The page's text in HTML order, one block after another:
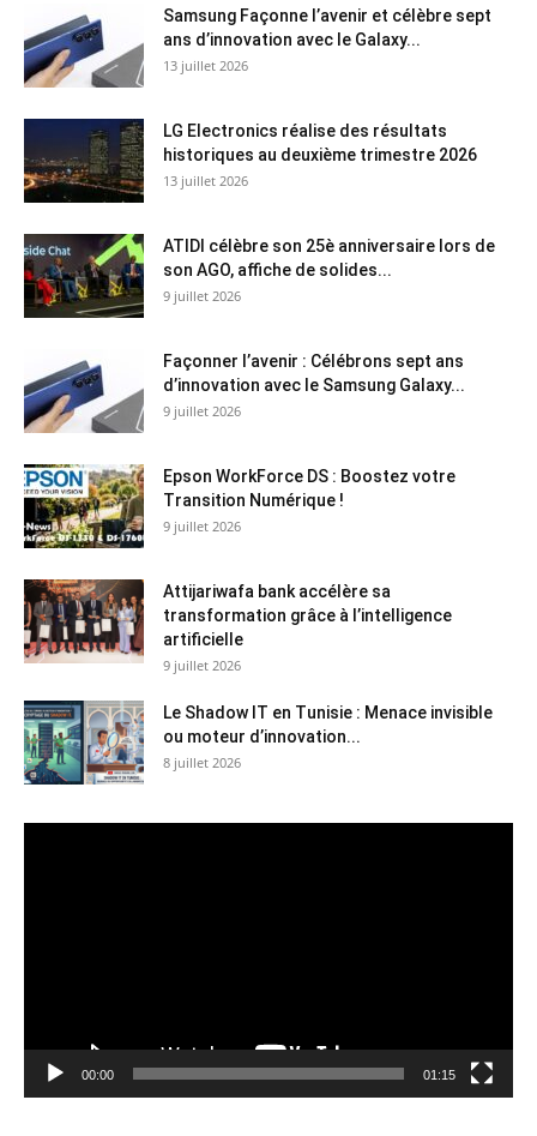
Samsung Façonne l’avenir et célèbre sept
ans d’innovation avec le Galaxy...
13 juillet 2026
LG Electronics réalise des résultats
historiques au deuxième trimestre 2026
13 juillet 2026
ATIDI célèbre son 25è anniversaire lors de
son AGO, affiche de solides...
9 juillet 2026
Façonner l’avenir : Célébrons sept ans
d’innovation avec le Samsung Galaxy...
9 juillet 2026
Epson WorkForce DS : Boostez votre
Transition Numérique !
9 juillet 2026
Attijariwafa bank accélère sa
transformation grâce à l’intelligence
artificielle
9 juillet 2026
Le Shadow IT en Tunisie : Menace invisible
ou moteur d’innovation...
8 juillet 2026
00:00 01:15